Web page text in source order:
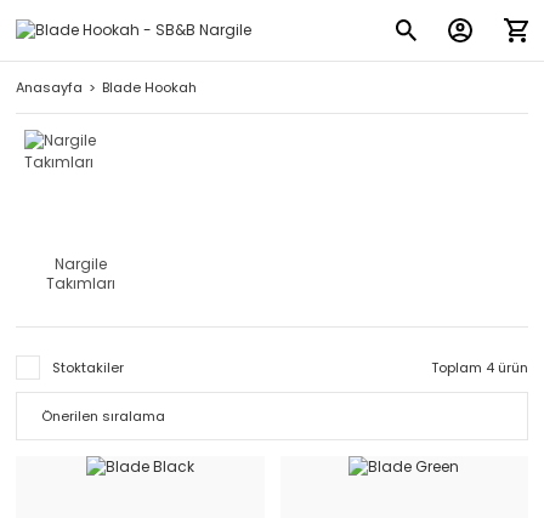
Anasayfa Blade Hookah
Nargile
Takımları
Stoktakiler Toplam 4 ürün